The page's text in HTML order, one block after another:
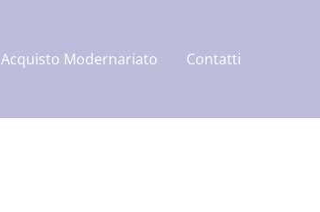
Acquisto Modernariato Contatti